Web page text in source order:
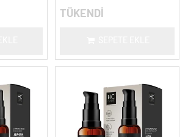
TÜKENDİ